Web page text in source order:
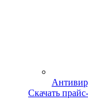
Скачать